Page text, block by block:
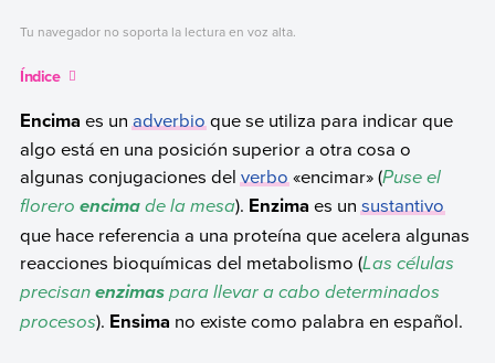
Tu navegador no soporta la lectura en voz alta.
Índice
Encima es unadverbioque se utiliza para indicar que
algo está en una posición superior a otra cosa o
algunas conjugaciones delverbo«encimar» (Puse el
florero encimade la mesa). Enzima es unsustantivo
que hace referencia a una proteína que acelera algunas
reacciones bioquímicas del metabolismo (Las células
precisan enzimaspara llevar a cabo determinados
procesos). Ensima no existe como palabra en español.